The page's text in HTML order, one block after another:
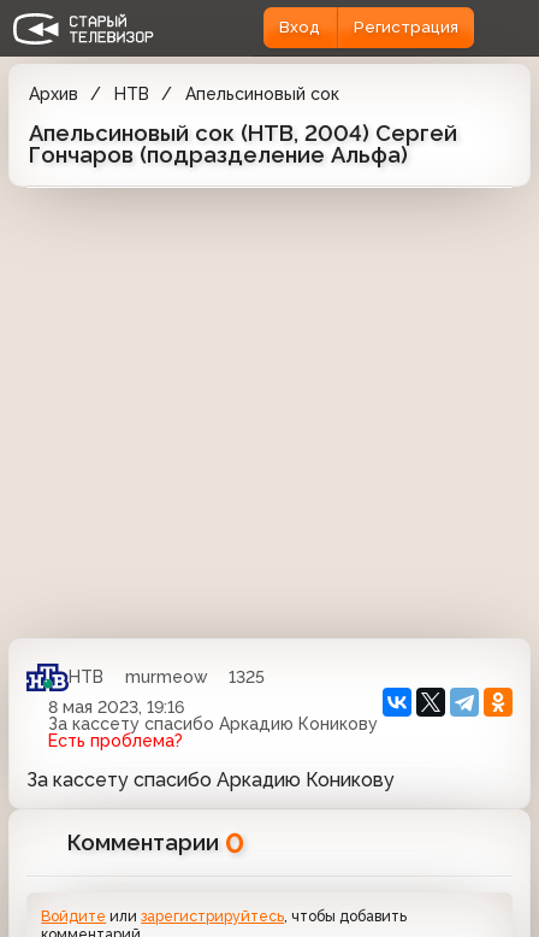
Вход Регистрация
Архив НТВ Апельсиновый сок
Апельсиновый сок (НТВ, 2004) Сергей
Гончаров (подразделение Альфа)
НТВ murmeow
1325
8 мая 2023, 19:16
За кассету спасибо Аркадию Коникову
Есть проблема?
За кассету спасибо Аркадию Коникову
Комментарии 0
Войдите илизарегистрируйтесь , чтобы добавить